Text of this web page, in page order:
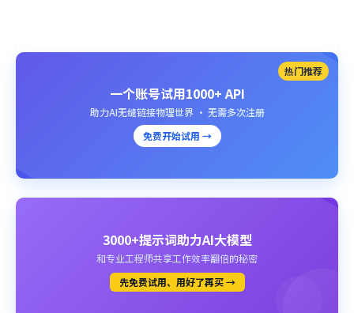
热门推荐
一个账号试用1000+ API
助力AI无缝链接物理世界 · 无需多次注册
免费开始试用 →
3000+提示词助力AI大模型
和专业工程师共享工作效率翻倍的秘密
先免费试用、用好了再买 →